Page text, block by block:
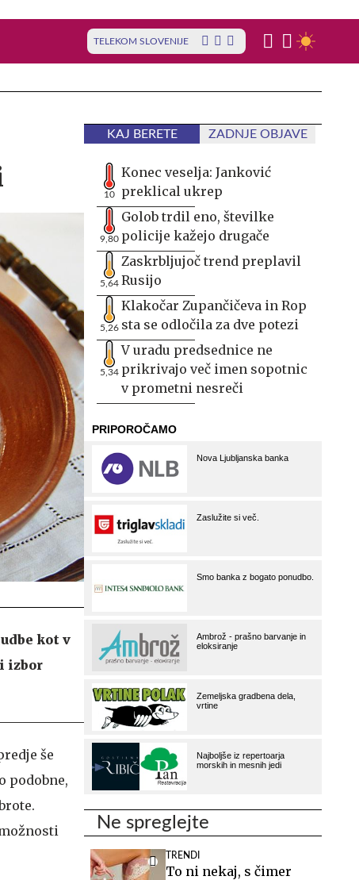
TELEKOM SLOVENIJE
kot v
izbor
še
podobne,
KAJ BERETE ZADNJE OBJAVE
10
Konec veselja: Janković
preklical ukrep
9,80
Golob trdil eno, številke
policije kažejo drugače
5,64
Zaskrbljujoč trend preplavil
Rusijo
5,26
Klakočar Zupančičeva in Rop
sta se odločila za dve potezi
5,34
V uradu predsednice ne
prikrivajo več imen sopotnic
v prometni nesreči
Ne spreglejte
TRENDI
To ni nekaj, s čimer